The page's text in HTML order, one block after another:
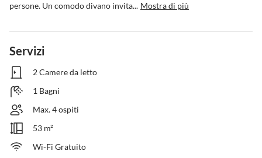
persone. Un comodo divano invita... Mostra di più
Servizi
2 Camere da letto
1 Bagni
Max. 4 ospiti
53 m²
Wi-Fi Gratuito